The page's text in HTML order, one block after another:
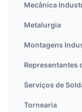
Mecânica
Metalurgia
Montagens
Representantes
Serviços de
Tornearia